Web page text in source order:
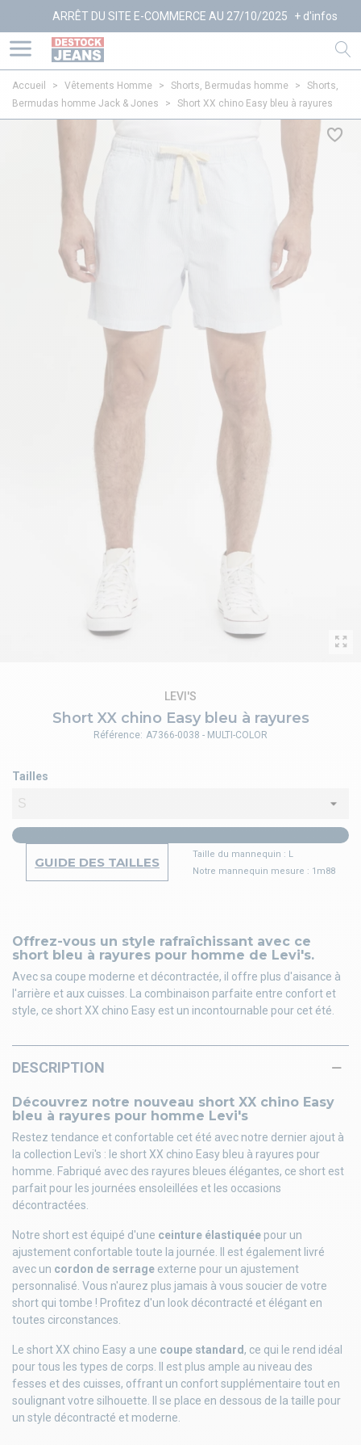
DU SITE E-COMMERCE AU 27/10/2025 + d'infos
Accueil > Vêtements Homme > Shorts, Bermudas homme >
Shorts,
Bermudas homme Jack & Jones
> Short XX chino Easy bleu à rayures
Short XX chino Easy bleu à rayures
LEVI'S
Offrez-vous un style rafraîchissant avec ce
short bleu à rayures pour homme de Levi's.
Avec sa coupe moderne et décontractée, il offre plus d'aisance à
l'arrière et aux cuisses. La combinaison parfaite entre confort et
style, ce short XX chino Easy est un incontournable pour cet été.
Tailles
GUIDE DES TAILLES
Taille du mannequin : L
Notre mannequin mesure : 1m88
Référence: A7366-0038 - MULTI-COLOR
DESCRIPTION
Découvrez notre nouveau short XX chino Easy
bleu à rayures pour homme Levi's
Restez tendance et confortable cet été avec notre dernier ajout à
la collection Levi's : le short XX chino Easy bleu à rayures pour
homme. Fabriqué avec des rayures bleues élégantes, ce short est
parfait pour les journées ensoleillées et les occasions
décontractées.
Notre short est équipé d'une ceinture élastiquée pour un
ajustement confortable toute la journée. Il est également livré
avec un cordon de serrage externe pour un ajustement
personnalisé. Vous n'aurez plus jamais à vous soucier de votre
short qui tombe ! Profitez d'un look décontracté et élégant en
toutes circonstances.
Le short XX chino Easy a une coupe standard, ce qui le rend idéal
pour tous les types de corps. Il est plus ample au niveau des
fesses et des cuisses, offrant un confort supplémentaire tout en
soulignant votre silhouette. Il se place en dessous de la taille pour
un style décontracté et moderne.